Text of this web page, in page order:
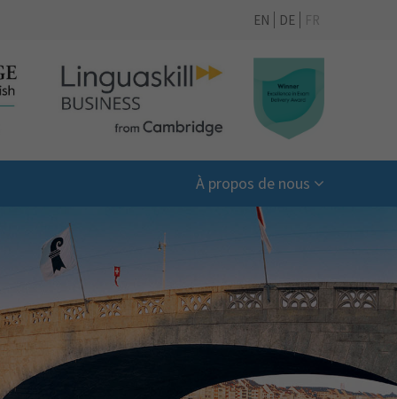
EN DE FR
À propos de nous